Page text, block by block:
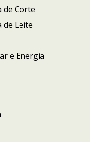
de Corte
de Leite
e Energia